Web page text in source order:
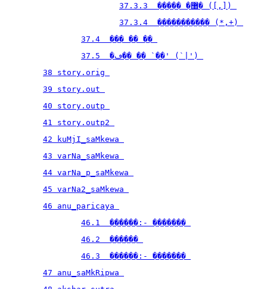
37.3.3  ����� �޸� ([,])
37.3.4  ����������� (*,+)
37.4  ��� �� ��
37.5  �ڡ�� �� `��' (`|')
38 story.orig
39 story.out
40 story.outp
41 story.outp2
42 kuMjI_saMkewa
43 varNa_saMkewa
44 varNa_p_saMkewa
45 varNa2_saMkewa
46 anu_paricaya
46.1  ������:- �������
46.2  ������
46.3  ������:- �������
47 anu_saMkRipwa